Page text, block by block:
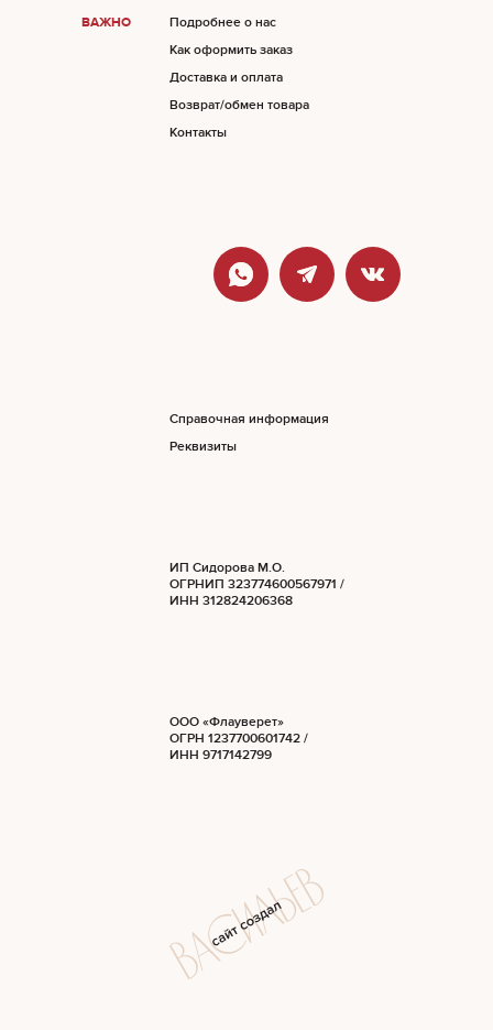
Справочная информация
Реквизиты
Подробнее о нас
Как оформить заказ
Доставка и оплата
Возврат/обмен товара
Контакты
ООО «Флауверет»
ОГРН 1237700601742 /
ИНН 9717142799
ИП Сидорова М.О.
ОГРНИП 323774600567971 /
ИНН 312824206368
ВАЖНО